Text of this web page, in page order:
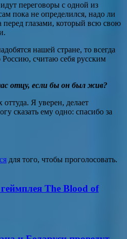
переговоры с одной из
пока не определился, надо ли
глазами, который всю свою
нашей стране, то всегда
считаю себя русским
отцу, если бы он был жив?
Я уверен, делает
сказать ему одно: спасибо за
для того, чтобы проголосовать.
The Blood of